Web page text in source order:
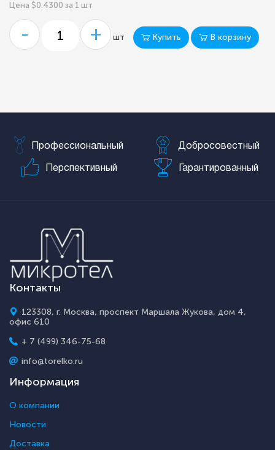
Цена $0.4300 за 1 шт
- + шт Купить В корзину
Профессиональный Добросовестный
Перспективный Гарантированный
Контакты
123308, г. Москва, проспект Маршала Жукова, дом 4,
офис 610
+ 7 (499) 346-75-68
info@torelko.ru
Информация
О компании
Новости
Доставка